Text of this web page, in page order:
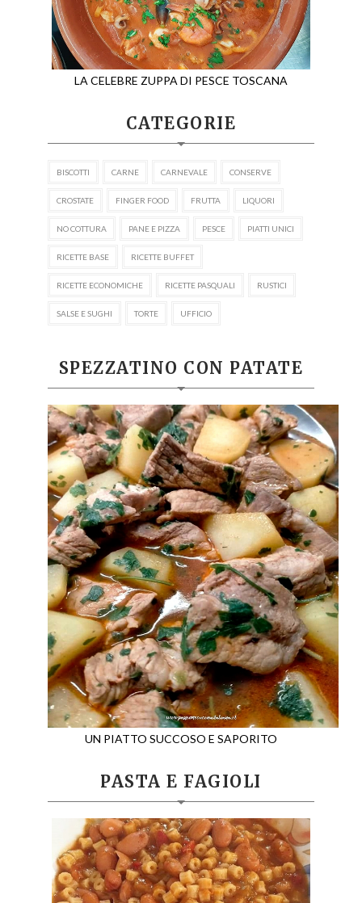
LA CELEBRE ZUPPA DI PESCE TOSCANA
CATEGORIE
BISCOTTI CARNE CARNEVALE CONSERVE
CROSTATE FINGER FOOD FRUTTA LIQUORI
NO COTTURA PANE E PIZZA PESCE PIATTI UNICI
RICETTE BASE RICETTE BUFFET
RICETTE ECONOMICHE RICETTE PASQUALI RUSTICI
SALSE E SUGHI TORTE UFFICIO
SPEZZATINO CON PATATE
UN PIATTO SUCCOSO E SAPORITO
PASTA E FAGIOLI